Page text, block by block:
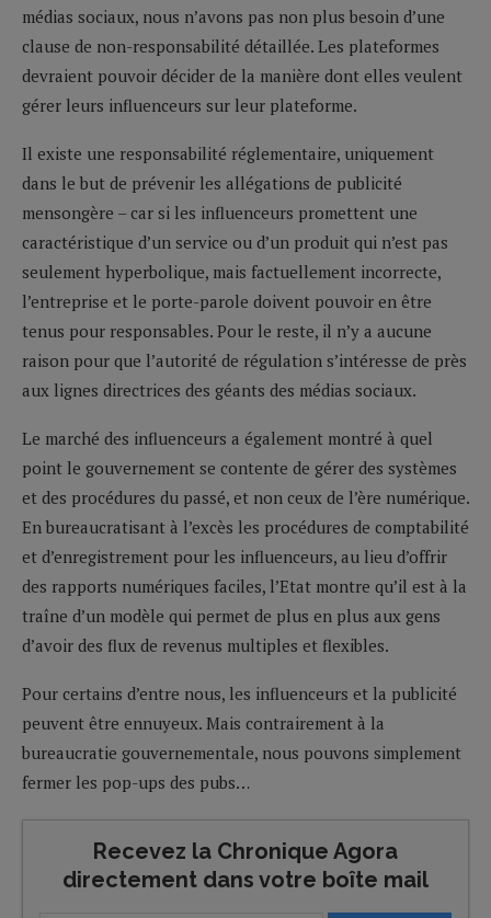
médias sociaux, nous n’avons pas non plus besoin d’une
clause de non-responsabilité détaillée. Les plateformes
devraient pouvoir décider de la manière dont elles veulent
gérer leurs influenceurs sur leur plateforme.
Il existe une responsabilité réglementaire, uniquement
dans le but de prévenir les allégations de publicité
mensongère – car si les influenceurs promettent une
caractéristique d’un service ou d’un produit qui n’est pas
seulement hyperbolique, mais factuellement incorrecte,
l’entreprise et le porte-parole doivent pouvoir en être
tenus pour responsables. Pour le reste, il n’y a aucune
raison pour que l’autorité de régulation s’intéresse de près
aux lignes directrices des géants des médias sociaux.
Le marché des influenceurs a également montré à quel
point le gouvernement se contente de gérer des systèmes
et des procédures du passé, et non ceux de l’ère numérique.
En bureaucratisant à l’excès les procédures de comptabilité
et d’enregistrement pour les influenceurs, au lieu d’offrir
des rapports numériques faciles, l’Etat montre qu’il est à la
traîne d’un modèle qui permet de plus en plus aux gens
d’avoir des flux de revenus multiples et flexibles.
Pour certains d’entre nous, les influenceurs et la publicité
peuvent être ennuyeux. Mais contrairement à la
bureaucratie gouvernementale, nous pouvons simplement
fermer les pop-ups des pubs…
Recevez la Chronique Agora
directement dans votre boîte mail